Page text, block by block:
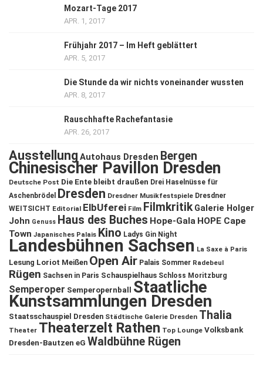
Mozart-Tage 2017
APR. 1, 2017
Frühjahr 2017 – Im Heft geblättert
APR. 5, 2017
Die Stunde da wir nichts voneinander wussten
APR. 8, 2017
Rauschhafte Rachefantasie
APR. 26, 2017
Ausstellung Autohaus Dresden Bergen
Chinesischer Pavillon Dresden
Deutsche Post Die Ente bleibt draußen Drei Haselnüsse für
Aschenbrödel
Dresden Dresdner Musikfestspiele Dresdner
WEITSICHT Editorial ElbUferei Film Filmkritik Galerie Holger
John Genuss Haus des Buches Hope-Gala HOPE Cape
Town Japanisches Palais Kino Ladys Gin Night
Landesbühnen Sachsen La Saxe à Paris
Lesung Loriot Meißen Open Air Palais Sommer Radebeul
Rügen Sachsen in Paris Schauspielhaus Schloss Moritzburg
Semperoper Semperopernball Staatliche
Kunstsammlungen Dresden
Staatsschauspiel Dresden Städtische Galerie Dresden Thalia
Theater Theaterzelt Rathen Top Lounge Volksbank
Dresden-Bautzen eG Waldbühne Rügen